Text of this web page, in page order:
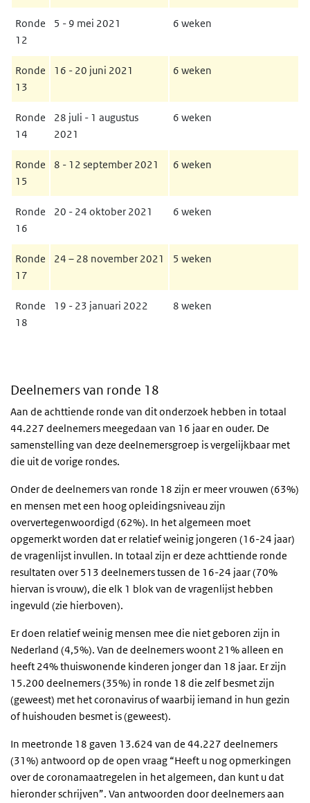
Ronde
12
5 - 9 mei 2021 6 weken
Ronde
13
16 - 20 juni 2021 6 weken
Ronde
14
28 juli - 1 augustus
2021
6 weken
Ronde
15
8 - 12 september 2021 6 weken
Ronde
16
20 - 24 oktober 2021 6 weken
Ronde
17
24 – 28 november 2021 5 weken
Ronde
18
19 - 23 januari 2022 8 weken
Deelnemers van ronde 18
Aan de achttiende ronde van dit onderzoek hebben in totaal
44.227 deelnemers meegedaan van 16 jaar en ouder. De
samenstelling van deze deelnemersgroep is vergelijkbaar met
die uit de vorige rondes.
Onder de deelnemers van ronde 18 zijn er meer vrouwen (63%)
en mensen met een hoog opleidingsniveau zijn
oververtegenwoordigd (62%). In het algemeen moet
opgemerkt worden dat er relatief weinig jongeren (16-24 jaar)
de vragenlijst invullen. In totaal zijn er deze achttiende ronde
resultaten over 513 deelnemers tussen de 16-24 jaar (70%
hiervan is vrouw), die elk 1 blok van de vragenlijst hebben
ingevuld (zie hierboven).
Er doen relatief weinig mensen mee die niet geboren zijn in
Nederland (4,5%). Van de deelnemers woont 21% alleen en
heeft 24% thuiswonende kinderen jonger dan 18 jaar. Er zijn
15.200 deelnemers (35%) in ronde 18 die zelf besmet zijn
(geweest) met het coronavirus of waarbij iemand in hun gezin
of huishouden besmet is (geweest).
In meetronde 18 gaven 13.624 van de 44.227 deelnemers
(31%) antwoord op de open vraag “Heeft u nog opmerkingen
over de coronamaatregelen in het algemeen, dan kunt u dat
hieronder schrijven”. Van antwoorden door deelnemers aan